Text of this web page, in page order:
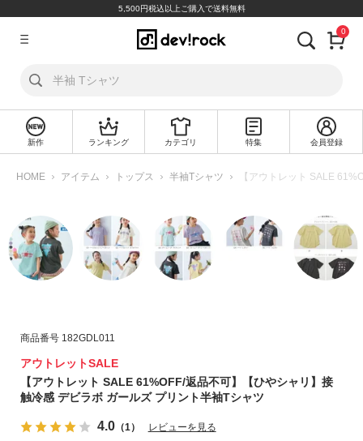
5,500円税込以上ご購入で送料無料
グ
規
録
探
テ
ゴ
リ
か
探
0
新作 ランキング カテゴリ 特集 会員登録
HOME アイテム トップス 半袖Tシャツ 【アウトレット SALE
商品番号 182GDL011
アウトレットSALE
【アウトレット SALE 61%OFF/返品不可】【ひやシャリ】接
触冷感 デビラボ ガールズ プリント半袖Tシャツ
4.0（1） レビューを見る